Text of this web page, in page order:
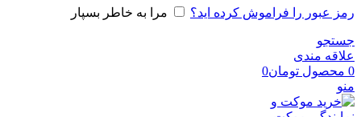
رمز عبور را فراموش کرده اید؟ مرا به خاطر بسپار
جستجو
علاقه مندی
0 محصول تومان0
منو